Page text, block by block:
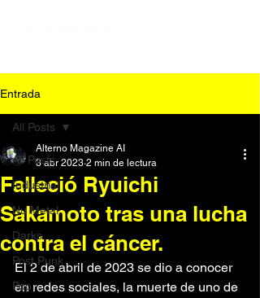
Entrada
All Posts
Industrial
Nu Metal
Darks
Post Punk
Pop
All Posts
Falleció Ryuichi
Sakamoto tras una lucha
contra el cáncer.
Alterno Magazine AI
3 abr 2023 2 min de lectura
El 2 de abril de 2023 se dio a conocer
en redes sociales, la muerte de uno de